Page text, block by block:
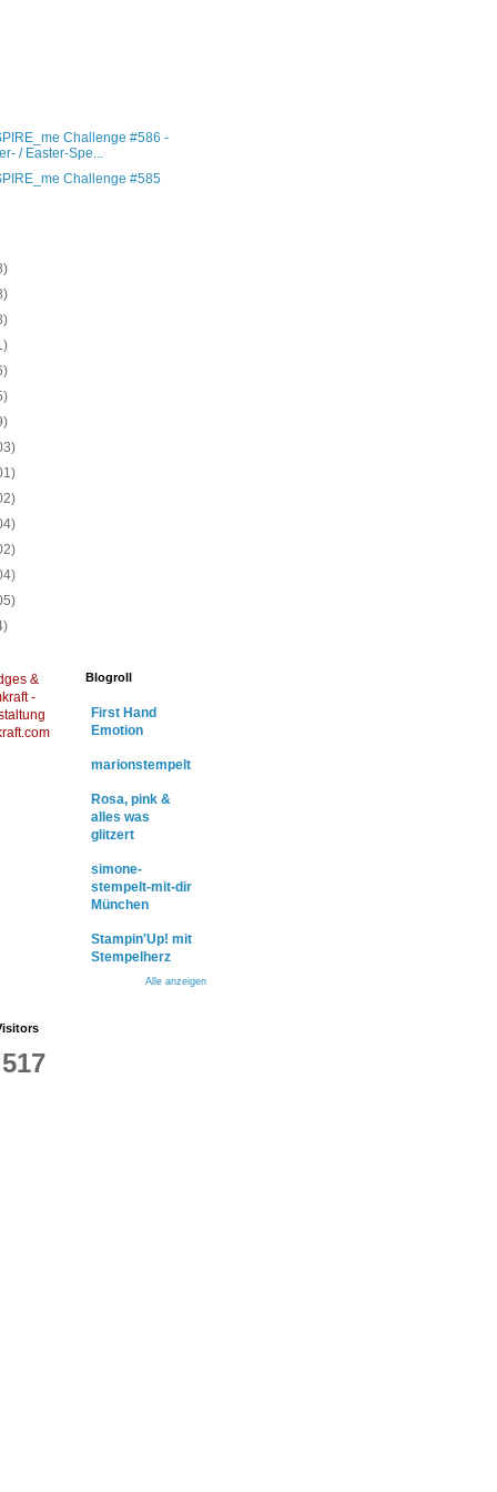
Challenge #586 -
/ Easter-Spe...
Challenge #585
&
-
Blogroll
First Hand
Emotion
marionstempelt
Rosa, pink &
alles was
glitzert
simone-
stempelt-mit-dir
München
Stampin'Up! mit
Stempelherz
Alle anzeigen